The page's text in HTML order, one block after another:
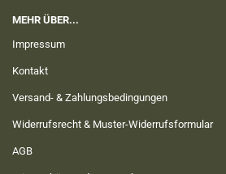
MEHR ÜBER...
Impressum
Kontakt
Versand- & Zahlungsbedingungen
Widerrufsrecht & Muster-Widerrufsformular
AGB